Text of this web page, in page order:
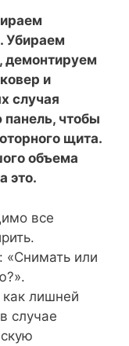
Убираем
демонтируем
и
случая
чтобы
щита.
объема
это.
все
«Снимать или
как лишней
случае